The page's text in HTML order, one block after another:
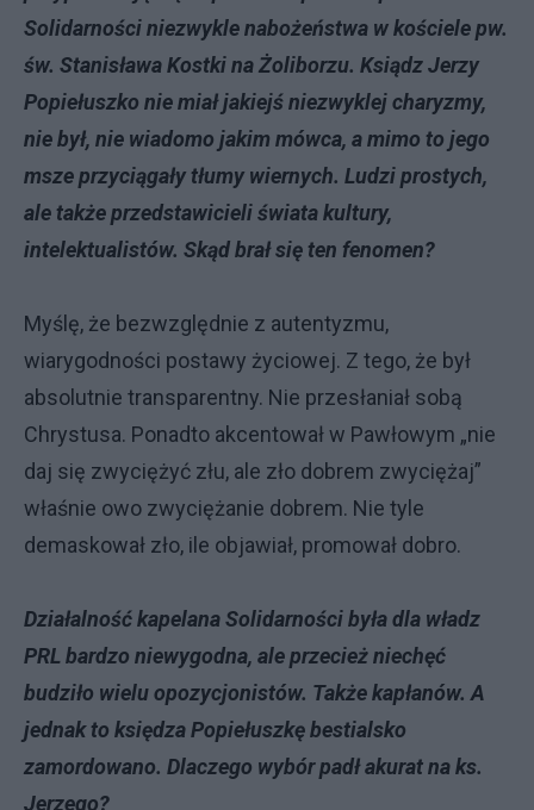
Solidarności niezwykle nabożeństwa w kościele pw.
św. Stanisława Kostki na Żoliborzu. Ksiądz Jerzy
Popiełuszko nie miał jakiejś niezwyklej charyzmy,
nie był, nie wiadomo jakim mówca, a mimo to jego
msze przyciągały tłumy wiernych. Ludzi prostych,
ale także przedstawicieli świata kultury,
intelektualistów. Skąd brał się ten fenomen?
Myślę, że bezwzględnie z autentyzmu,
wiarygodności postawy życiowej. Z tego, że był
absolutnie transparentny. Nie przesłaniał sobą
Chrystusa. Ponadto akcentował w Pawłowym „nie
daj się zwyciężyć złu, ale zło dobrem zwyciężaj”
właśnie owo zwyciężanie dobrem. Nie tyle
demaskował zło, ile objawiał, promował dobro.
Działalność kapelana Solidarności była dla władz
PRL bardzo niewygodna, ale przecież niechęć
budziło wielu opozycjonistów. Także kapłanów. A
jednak to księdza Popiełuszkę bestialsko
zamordowano. Dlaczego wybór padł akurat na ks.
Jerzego?